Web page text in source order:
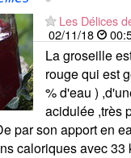
Les Délices
02/11/18
La groseille
rouge qui est
% d'eau )
acidulée ,très
par son apport en
caloriques avec 33